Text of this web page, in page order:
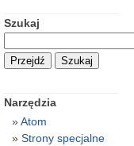
Szukaj
Narzędzia
Atom
Strony specjalne